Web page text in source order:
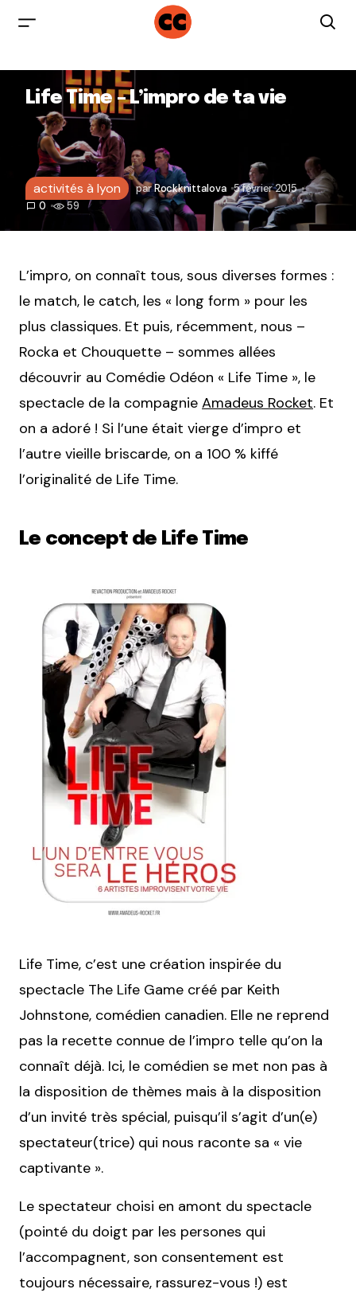
Life Time – L’impro de ta vie
activités à lyon parRockknittalova 5 février 2015
0
59
L’impro, on connaît tous, sous diverses formes :
le match, le catch, les « long form » pour les
plus classiques. Et puis, récemment, nous –
Rocka et Chouquette – sommes allées
découvrir au Comédie Odéon « Life Time », le
spectacle de la compagnie Amadeus Rocket. Et
on a adoré ! Si l’une était vierge d’impro et
l’autre vieille briscarde, on a 100 % kiffé
l’originalité de Life Time.
Le concept de Life Time
Life Time, c’est une création inspirée du
spectacle The Life Game créé par Keith
Johnstone, comédien canadien. Elle ne reprend
pas la recette connue de l’impro telle qu’on la
connaît déjà. Ici, le comédien se met non pas à
la disposition de thèmes mais à la disposition
d’un invité très spécial, puisqu’il s’agit d’un(e)
spectateur(trice) qui nous raconte sa « vie
captivante ».
Le spectateur choisi en amont du spectacle
(pointé du doigt par les persones qui
l’accompagnent, son consentement est
toujours nécessaire, rassurez-vous !) est